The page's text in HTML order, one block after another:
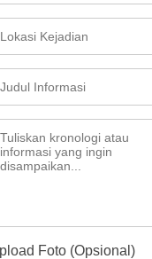
Foto (Opsional)